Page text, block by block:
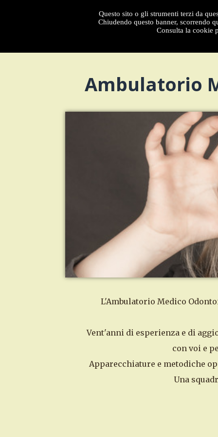
Questo sito o gli strumenti terzi da
Chiudendo questo banner, scorrendo
Consulta la cookie
Ambulatorio
L'Ambulatorio Medico
Vent'anni di esperienza e di
con voi e
Apparecchiature e metodiche
Una